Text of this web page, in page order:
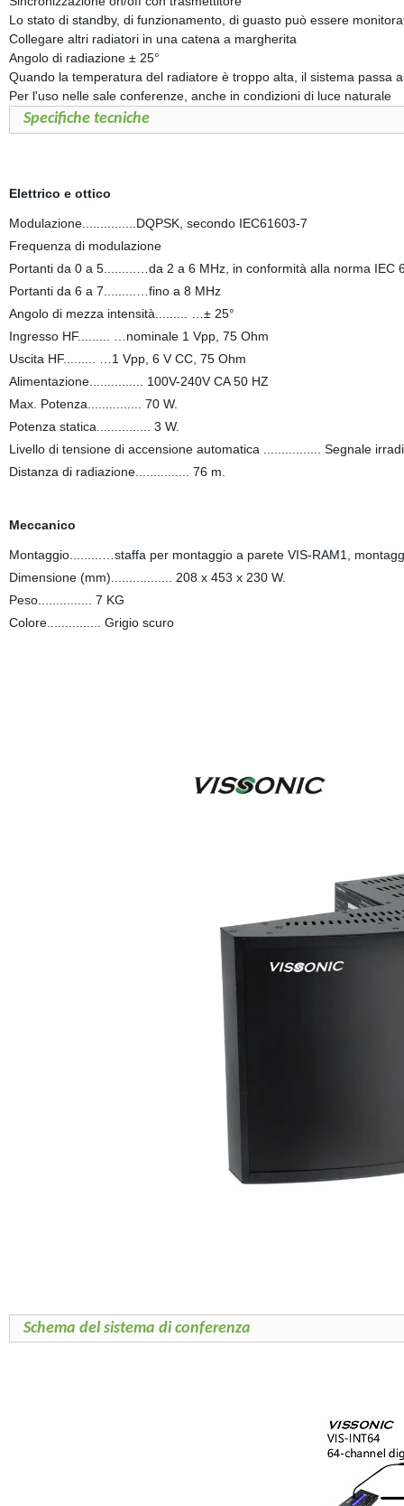
Lostato di standby, di funzionamento, di guasto può essere
Collegarealtri radiatori in una catena a margherita
Angolo di radiazione ± 25°
Quando la temperatura del radiatore è troppo alta, il sistema passa
Per l'uso nelle sale conferenze, anche in condizioni di luce naturale
Specifiche tecniche
Elettrico e ottico
Modulazione...............DQPSK, secondo IEC61603-7
Frequenza di modulazione
Portanti da 0 a 5.........…da 2 a 6 MHz, in conformità alla norma IEC
Portanti da 6 a 7.........…fino a 8 MHz
Angolo di mezza intensità......... …± 25°
Ingresso HF......... …nominale 1 Vpp, 75 Ohm
Uscita HF......... …1 Vpp, 6 V CC, 75 Ohm
Alimentazione............... 100V-240V CA 50 HZ
Max. Potenza............... 70 W.
Potenza statica............... 3 W.
Livello di tensione di accensione automatica ................ Segnale
Distanza di radiazione............... 76 m.
Meccanico
Montaggio.........…staffa per montaggio a parete VIS-RAM1,
Dimensione (mm)................. 208 x 453 x 230 W.
Peso............... 7 KG
Colore............... Grigio scuro
Schema del sistema di conferenza